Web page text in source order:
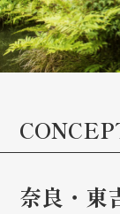
奈良・東